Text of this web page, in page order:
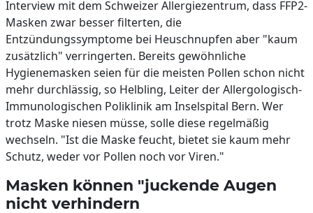
Interview mit dem Schweizer Allergiezentrum, dass FFP2-
Masken zwar besser filterten, die
Entzündungssymptome bei Heuschnupfen aber "kaum
zusätzlich" verringerten. Bereits gewöhnliche
Hygienemasken seien für die meisten Pollen schon nicht
mehr durchlässig, so Helbling, Leiter der Allergologisch-
Immunologischen Poliklinik am Inselspital Bern. Wer
trotz Maske niesen müsse, solle diese regelmäßig
wechseln. "Ist die Maske feucht, bietet sie kaum mehr
Schutz, weder vor Pollen noch vor Viren."
Masken können "juckende Augen
nicht verhindern